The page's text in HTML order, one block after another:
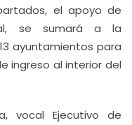
el apoyo de
se sumará a la
ayuntamientos para
ingreso al interior del
vocal Ejecutivo de